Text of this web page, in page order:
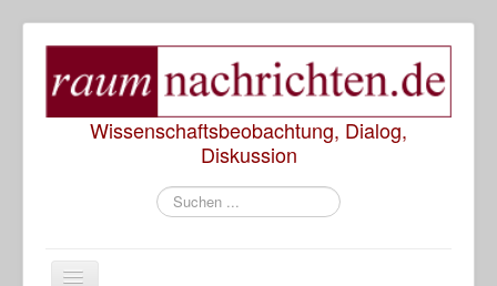
Wissenschaftsbeobachtung, Dialog,
Diskussion